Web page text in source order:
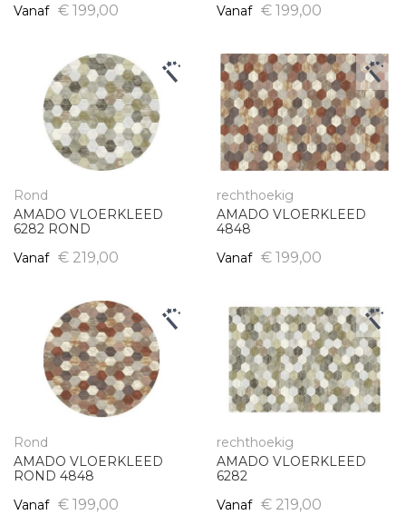
Vanaf € 199,00
Vanaf € 199,00
Rond
AMADO VLOERKLEED
6282 ROND
Vanaf € 219,00
rechthoekig
AMADO VLOERKLEED
4848
Vanaf € 199,00
Rond
AMADO VLOERKLEED
ROND 4848
Vanaf € 199,00
rechthoekig
AMADO VLOERKLEED
6282
Vanaf € 219,00